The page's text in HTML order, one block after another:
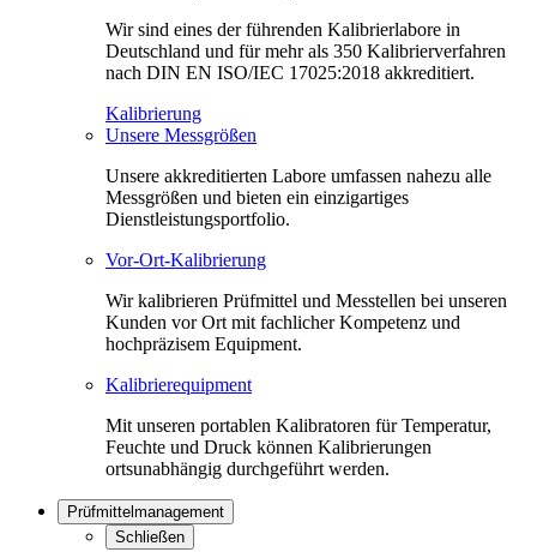
Wir sind eines der führenden Kalibrierlabore in
Deutschland und für mehr als 350 Kalibrierverfahren
nach DIN EN ISO/IEC 17025:2018 akkreditiert.
Kalibrierung
Unsere Messgrößen
Unsere akkreditierten Labore umfassen nahezu alle
Messgrößen und bieten ein einzigartiges
Dienstleistungsportfolio.
Vor-Ort-Kalibrierung
Wir kalibrieren Prüfmittel und Messtellen bei unseren
Kunden vor Ort mit fachlicher Kompetenz und
hochpräzisem Equipment.
Kalibrierequipment
Mit unseren portablen Kalibratoren für Temperatur,
Feuchte und Druck können Kalibrierungen
ortsunabhängig durchgeführt werden.
Prüfmittelmanagement
Schließen